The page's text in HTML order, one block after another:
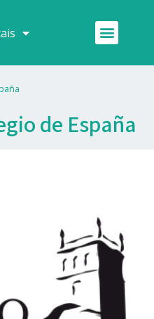
Menu
de España